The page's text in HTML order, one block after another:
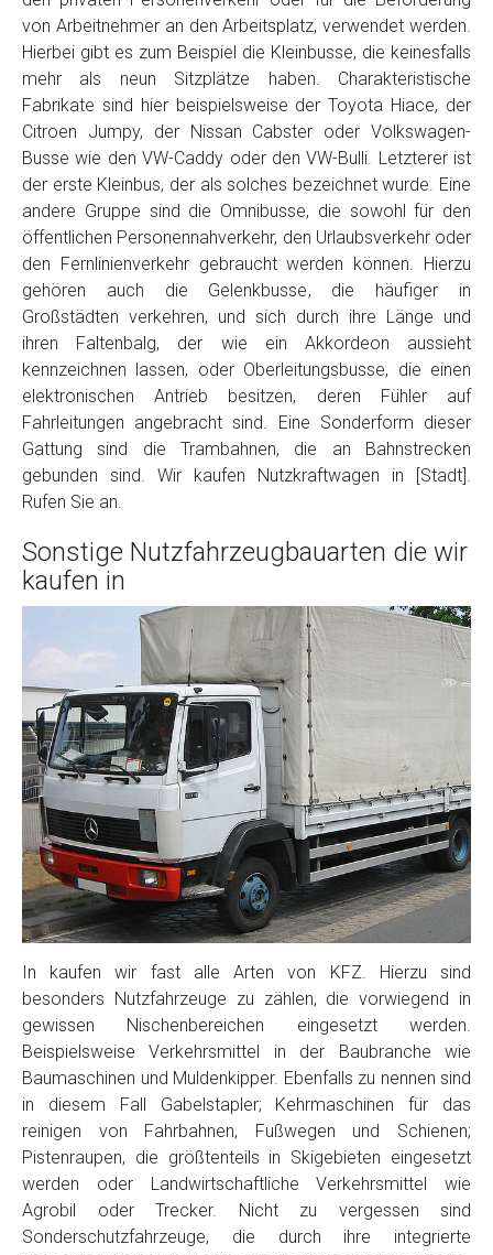
von Arbeitnehmer an den Arbeitsplatz, verwendet werden.
Hierbei gibt es zum Beispiel die Kleinbusse, die keinesfalls
mehr als neun Sitzplätze haben. Charakteristische
Fabrikate sind hier beispielsweise der Toyota Hiace, der
Citroen Jumpy, der Nissan Cabster oder Volkswagen-
Busse wie den VW-Caddy oder den VW-Bulli. Letzterer ist
der erste Kleinbus, der als solches bezeichnet wurde. Eine
andere Gruppe sind die Omnibusse, die sowohl für den
öffentlichen Personennahverkehr, den Urlaubsverkehr oder
den Fernlinienverkehr gebraucht werden können. Hierzu
gehören auch die Gelenkbusse, die häufiger in
Großstädten verkehren, und sich durch ihre Länge und
ihren Faltenbalg, der wie ein Akkordeon aussieht
kennzeichnen lassen, oder Oberleitungsbusse, die einen
elektronischen Antrieb besitzen, deren Fühler auf
Fahrleitungen angebracht sind. Eine Sonderform dieser
Gattung sind die Trambahnen, die an Bahnstrecken
gebunden sind. Wir kaufen Nutzkraftwagen in [Stadt].
Rufen Sie an.
Sonstige Nutzfahrzeugbauarten die wir
kaufen in
In kaufen wir fast alle Arten von KFZ. Hierzu sind
besonders Nutzfahrzeuge zu zählen, die vorwiegend in
gewissen Nischenbereichen eingesetzt werden.
Beispielsweise Verkehrsmittel in der Baubranche wie
Baumaschinen und Muldenkipper. Ebenfalls zu nennen sind
in diesem Fall Gabelstapler; Kehrmaschinen für das
reinigen von Fahrbahnen, Fußwegen und Schienen;
Pistenraupen, die größtenteils in Skigebieten eingesetzt
werden oder Landwirtschaftliche Verkehrsmittel wie
Agrobil oder Trecker. Nicht zu vergessen sind
Sonderschutzfahrzeuge, die durch ihre integrierte